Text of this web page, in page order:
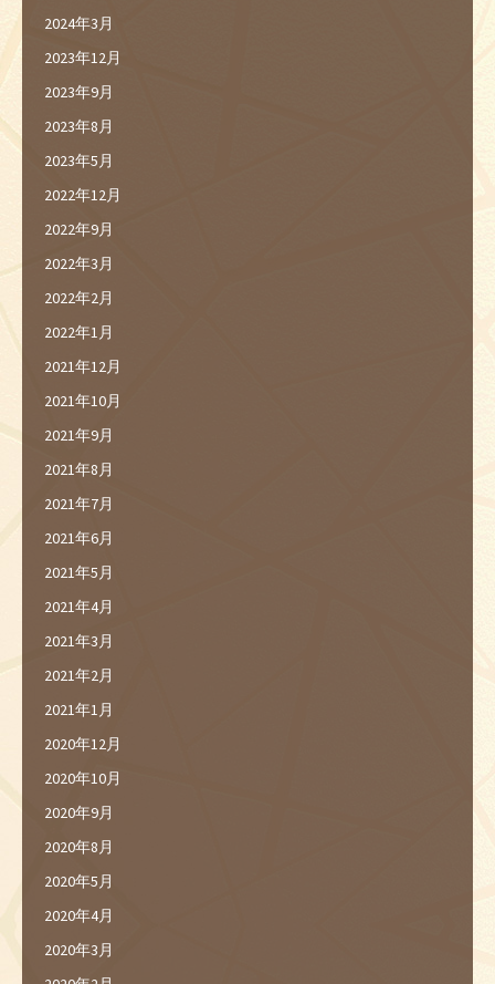
2024年3月
2023年12月
2023年9月
2023年8月
2023年5月
2022年12月
2022年9月
2022年3月
2022年2月
2022年1月
2021年12月
2021年10月
2021年9月
2021年8月
2021年7月
2021年6月
2021年5月
2021年4月
2021年3月
2021年2月
2021年1月
2020年12月
2020年10月
2020年9月
2020年8月
2020年5月
2020年4月
2020年3月